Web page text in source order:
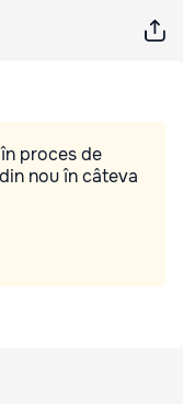
proces de
nou în câteva